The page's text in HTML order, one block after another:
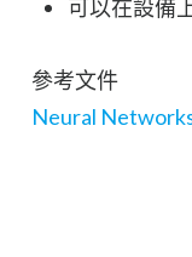
可以在設備
參考文件
Neural